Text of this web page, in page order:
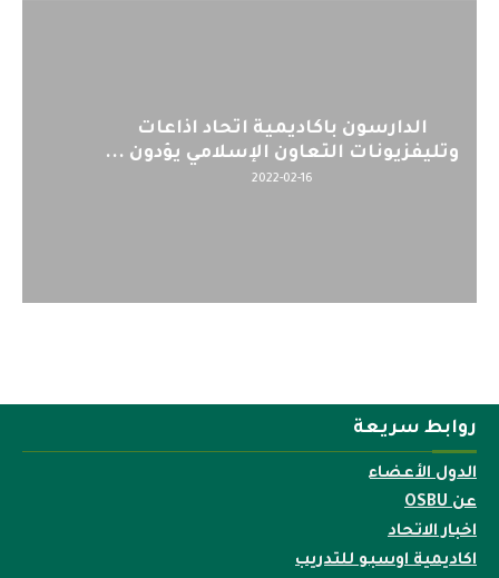
اليوم : المشاركة بالاجتماع التحضيري
لمنظمي قمة اسيا...
2022-04-12
روابط سريعة
الدول الأعضاء
عن OSBU
اخبار الاتحاد
اكاديمية اوسبو للتدريب